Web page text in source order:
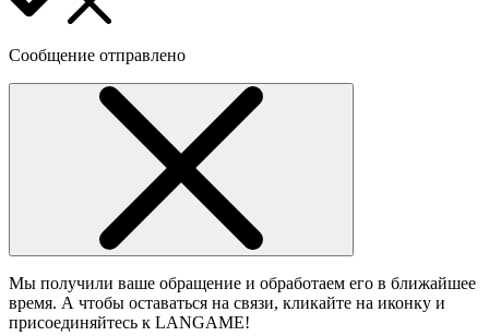
Сообщение отправлено
Мы получили ваше обращение и обработаем его в ближайшее
время. А чтобы оставаться на связи, кликайте на иконку и
присоединяйтесь к LANGAME!